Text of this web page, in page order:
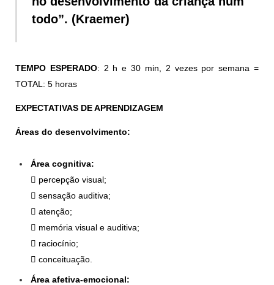
todo”. (Kraemer)
TEMPO ESPERADO: 2 h e 30 min, 2 vezes por semana =
TOTAL: 5 horas
EXPECTATIVAS DE APRENDIZAGEM
Áreas do desenvolvimento:
Área cognitiva:
 percepção visual;
 sensação auditiva;
 atenção;
 memória visual e auditiva;
 raciocínio;
 conceituação.
Área afetiva-emocional: